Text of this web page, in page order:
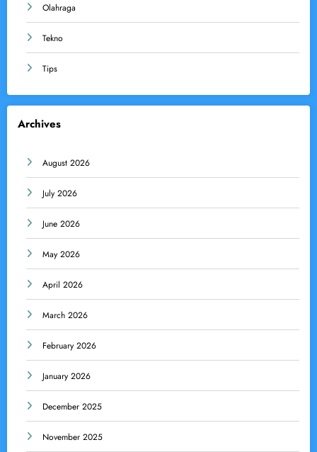
Olahraga
Tekno
Tips
Archives
August 2026
July 2026
June 2026
May 2026
April 2026
March 2026
February 2026
January 2026
December 2025
November 2025